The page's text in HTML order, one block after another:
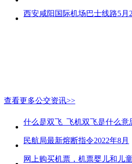
西安咸阳国际机场巴士线路5月
查看更多公交资讯>>
什么是双飞_飞机双飞是什么意
民航局最新熔断指令2022年8月